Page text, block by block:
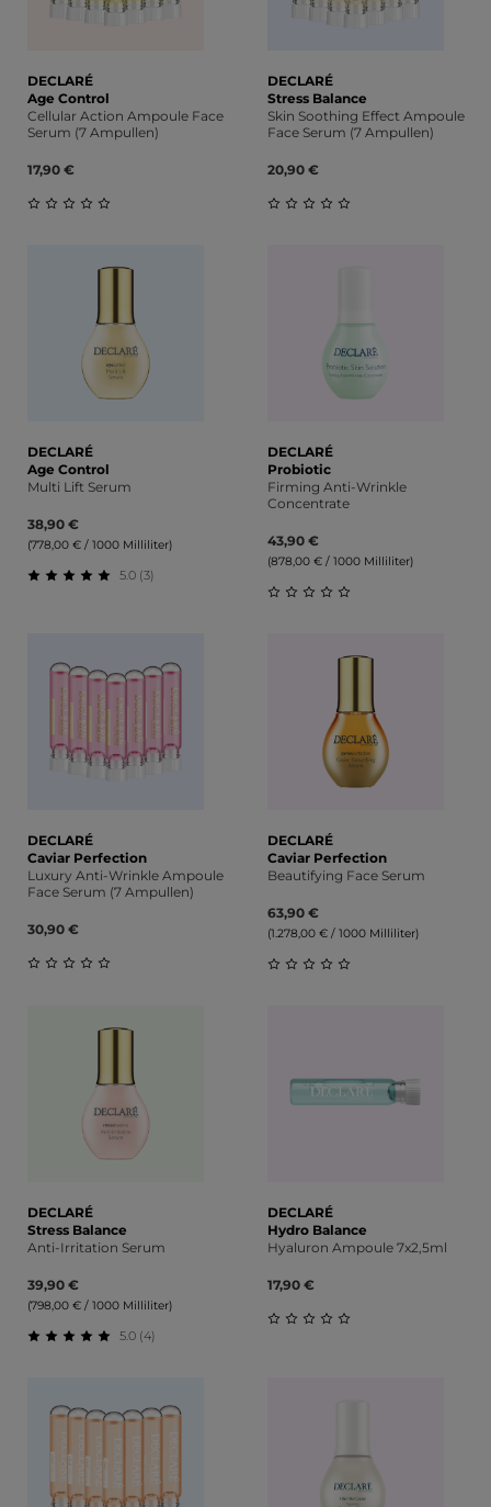
DECLARÉ
Age Control
Cellular Action Ampoule Face
Serum (7 Ampullen)
17,90 €
DECLARÉ
Stress Balance
Skin Soothing Effect Ampoule
Face Serum (7 Ampullen)
20,90 €
DECLARÉ
Age Control
Multi Lift Serum
38,90 €
(778,00 € / 1000 Milliliter)
5.0 (3)
DECLARÉ
Probiotic
Firming Anti-Wrinkle
Concentrate
43,90 €
(878,00 € / 1000 Milliliter)
DECLARÉ
Caviar Perfection
Luxury Anti-Wrinkle Ampoule
Face Serum (7 Ampullen)
30,90 €
DECLARÉ
Caviar Perfection
Beautifying Face Serum
63,90 €
(1.278,00 € / 1000 Milliliter)
DECLARÉ
Stress Balance
Anti-Irritation Serum
39,90 €
(798,00 € / 1000 Milliliter)
5.0 (4)
DECLARÉ
Hydro Balance
Hyaluron Ampoule 7x2,5ml
17,90 €